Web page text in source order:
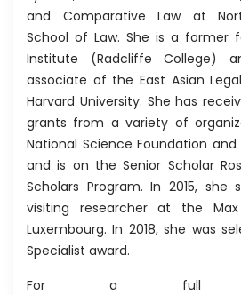
and Comparative Law at
School of Law. She is a former
Institute (Radcliffe College)
associate of the East Asian
Harvard University. She has
grants from a variety of
National Science Foundation
and is on the Senior Scholar
Scholars Program. In 2015,
visiting researcher at the
Luxembourg. In 2018, she was
Specialist award.
For a full